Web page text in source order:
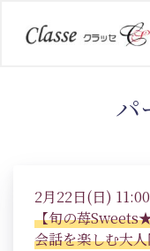
パ
2月22日(日)
【旬の苺
会話を楽しむ大